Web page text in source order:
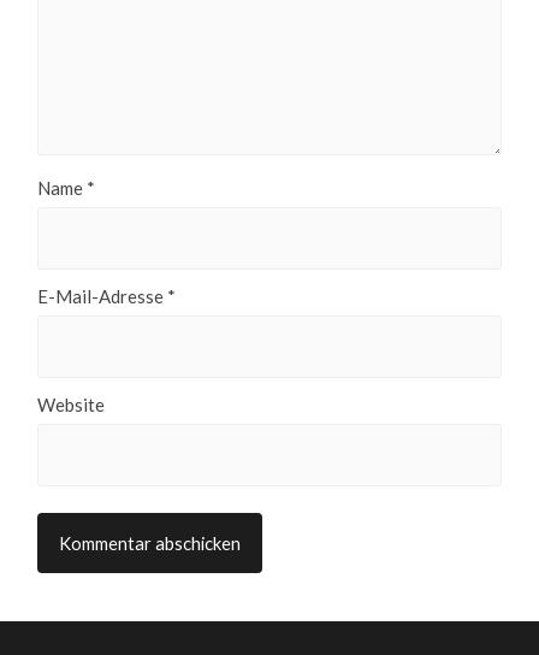
Name *
E-Mail-Adresse *
Website